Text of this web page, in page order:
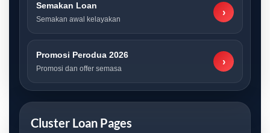
Semakan Loan
Semakan awal kelayakan
›
Promosi Perodua 2026
Promosi dan offer semasa
›
Cluster Loan Pages